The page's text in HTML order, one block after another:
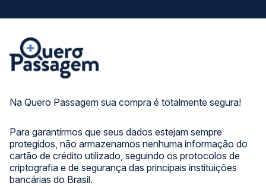
Na Quero Passagem sua compra é totalmente segura!
Para garantirmos que seus dados estejam sempre
protegidos, não armazenamos nenhuma informação do
cartão de crédito utilizado, seguindo os protocolos de
criptografia e de segurança das principais instituições
bancárias do Brasil.